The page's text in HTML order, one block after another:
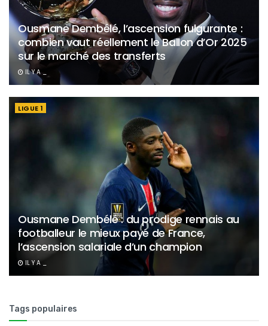
Ousmane Dembélé, l’ascension fulgurante :
combien vaut réellement le Ballon d’Or 2025
sur le marché des transferts
IL Y A _
LIGUE 1
Ousmane Dembélé : du prodige rennais au
footballeur le mieux payé de France,
l’ascension salariale d’un champion
IL Y A _
Tags populaires